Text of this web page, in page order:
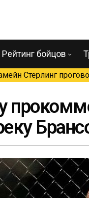
Рейтинг бойцов
Стерлинг